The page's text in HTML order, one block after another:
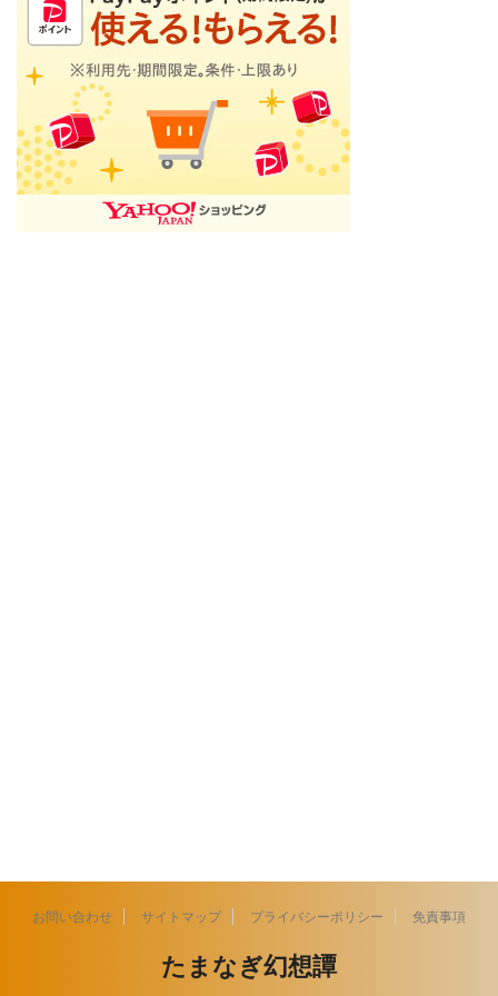
お問い合わせ サイトマップ プライバシーポリシー 免責事項
たまなぎ幻想譚